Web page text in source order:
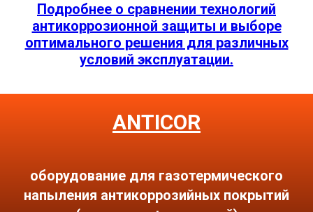
Подробнее о сравнении технологий
антикоррозионной защиты и выборе
оптимального решения для различных
условий эксплуатации.
ANTICOR
оборудование для газотермического
напыления антикоррозийных покрытий